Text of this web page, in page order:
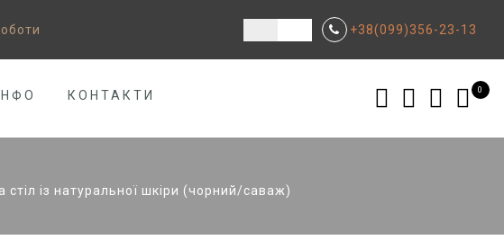
+38(099)356-23-13
ІНФО КОНТАКТИ 0
стіл із натуральної шкіри (чорний/саваж)